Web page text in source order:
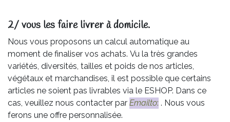
2/ vous les faire livrer à domicile.
Nous vous proposons un calcul automatique au
moment de finaliser vos achats. Vu la très grandes
variétés, diversités, tailles et poids de nos articles,
végétaux et marchandises, il est possible que certains
articles ne soient pas livrables via le ESHOP. Dans ce
cas, veuillez nous contacter par Emailto: . Nous vous
ferons une offre personnalisée.